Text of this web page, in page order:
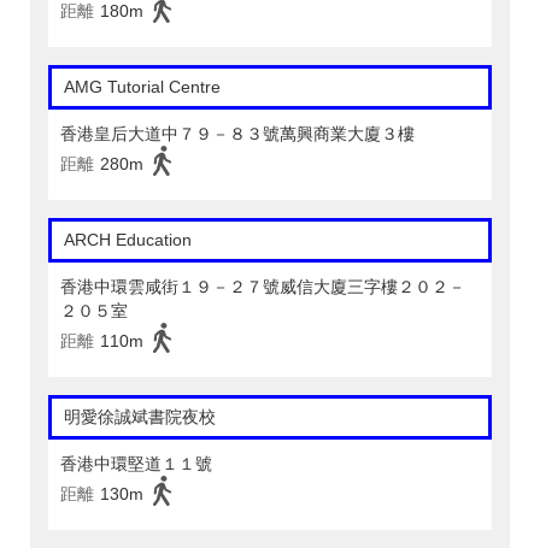
距離 180m
AMG Tutorial Centre
香港皇后大道中７９－８３號萬興商業大廈３樓
距離 280m
ARCH Education
香港中環雲咸街１９－２７號威信大廈三字樓２０２－
２０５室
距離 110m
明愛徐誠斌書院夜校
香港中環堅道１１號
距離 130m